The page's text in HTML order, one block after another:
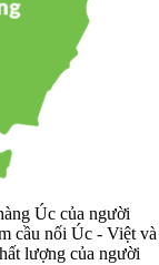
Úc của người
cầu nối Úc - Việt và
lượng của người